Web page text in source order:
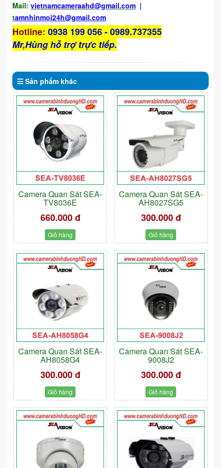
Mail: vietnamcameraahd@gmail.com |
tamnhinmoi24h@gmail.com
Hotline: 0938 199 056 - 0989.737355
Mr,Hùng hỗ trợ trực tiếp.
Sản phẩm khác
Camera Quan Sát SEA-
TV8036E
660.000 đ
Giỏ hàng
Camera Quan Sát SEA-
AH8027SG5
300.000 đ
Giỏ hàng
Camera Quan Sát SEA-
AH8058G4
300.000 đ
Giỏ hàng
Camera Quan Sát SEA-
9008J2
300.000 đ
Giỏ hàng